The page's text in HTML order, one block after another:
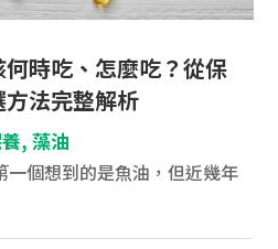
時吃、怎麼吃？從保
法完整解析
,藻油
個想到的是魚油，但近幾年